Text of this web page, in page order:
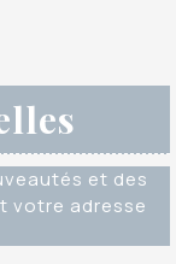
et des
votre adresse